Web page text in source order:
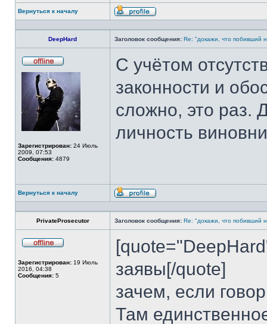
Вернуться к началу
Профиль
DeepHard Заголовок сообщения: Re: "докажи, что побивший
Зарегистрирован: 24 Июль
2009, 07:53
Сообщения: 4879
С учётом
законности и
сложно, это раз.
личность
Вернуться к началу
Профиль
PrivateProsecutor Заголовок сообщения: Re: "докажи, что побивший
сети
Зарегистрирован: 19 Июль
2016, 04:38
Сообщения: 5
заявы[/quote]
зачем, если
Там